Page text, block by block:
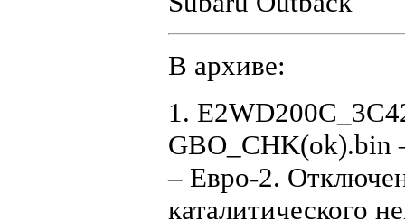
В архиве:
1.
GBO_CHK(ok).bin
– Евро-2.
каталитического